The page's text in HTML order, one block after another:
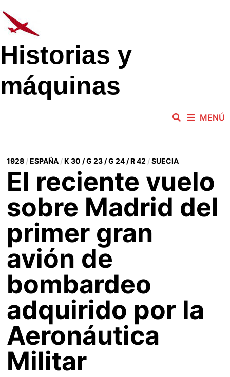
al
contenido
Historias y
máquinas
MENÚ
1928/ESPAÑA/K 30 / G 23 / G 24 / R 42 /SUECIA
El reciente vuelo
sobre Madrid del
primer gran
avión de
bombardeo
adquirido por la
Aeronáutica
Militar